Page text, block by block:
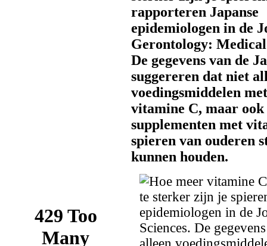
rapporteren Japanse
epidemiologen in de
Gerontology: Medical
De gegevens van de
suggereren dat niet
voedingsmiddelen
vitamine C, maar ook
supplementen met
spieren van ouderen
kunnen houden.